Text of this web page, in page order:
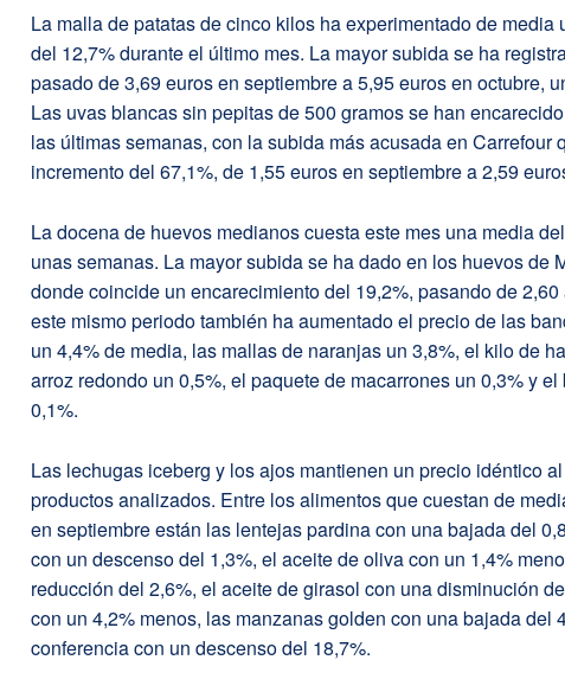
La malla de patatas de cinco kilos ha experimentado de media
del 12,7% durante el último mes. La mayor subida se ha
pasado de 3,69 euros en septiembre a 5,95 euros en octubre,
Las uvas blancas sin pepitas de 500 gramos se han
las últimas semanas, con la subida más acusada en Carrefour
incremento del 67,1%, de 1,55 euros en septiembre a 2,59
La docena de huevos medianos cuesta este mes una media
unas semanas. La mayor subida se ha dado en los huevos de
donde coincide un encarecimiento del 19,2%, pasando de
este mismo periodo también ha aumentado el precio de las
un 4,4% de media, las mallas de naranjas un 3,8%, el kilo de
arroz redondo un 0,5%, el paquete de macarrones un 0,3% y
0,1%.
Las lechugas iceberg y los ajos mantienen un precio idéntico
productos analizados. Entre los alimentos que cuestan de
en septiembre están las lentejas pardina con una bajada del
con un descenso del 1,3%, el aceite de oliva con un 1,4%
reducción del 2,6%, el aceite de girasol con una disminución
con un 4,2% menos, las manzanas golden con una bajada del
conferencia con un descenso del 18,7%.